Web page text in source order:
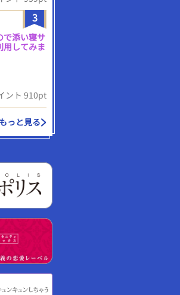
3
で添い寝サ
用してみま
ント 910pt
っと見る